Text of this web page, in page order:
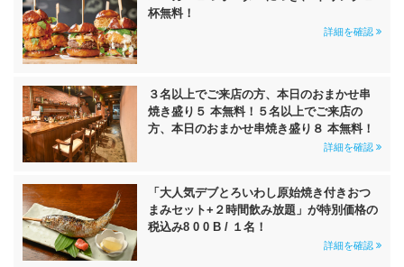
杯無料！
詳細を確認
３名以上でご来店の方、本日のおまかせ串
焼き盛り５ 本無料！５名以上でご来店の
方、本日のおまかせ串焼き盛り８ 本無料！
詳細を確認
「大人気デブとろいわし原始焼き付きおつ
まみセット+２時間飲み放題」が特別価格の
税込み8 0 0 B / １名！
詳細を確認